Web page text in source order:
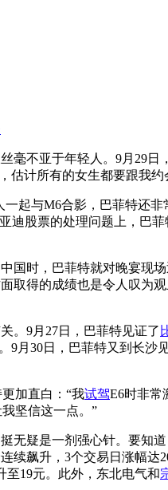
毫不亚于年轻人。9月29日
估计所有的女生都要跟我约
一起与M6合影，巴菲特还
迪股票的处理问题上，巴
国时，巴菲特就对晚宴现
取得的成绩也是令人叹
。9月27日，巴菲特见证了
9月30日，巴菲特又到长
加直白：“我试驾E6时非常
坚信这一点。”
无疑是一剂强心针。要知
续飙升，3个交易日涨幅
至19元。此外，东北电气和